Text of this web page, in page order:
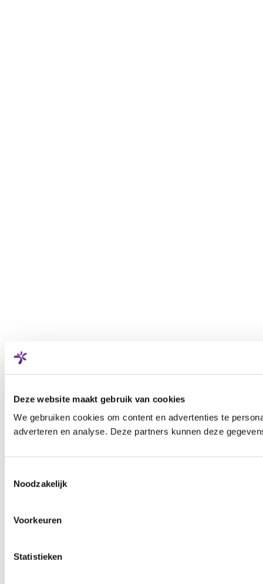
Deze website maakt gebruik van cookies
We gebruiken cookies om content en advertenties te
adverteren en analyse. Deze partners kunnen deze
Noodzakelijk
Voorkeuren
Statistieken